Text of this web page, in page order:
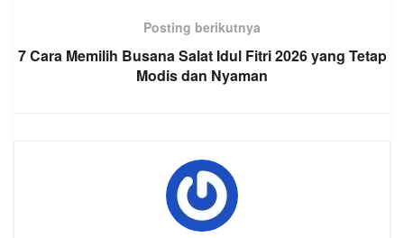
Posting berikutnya
7 Cara Memilih Busana Salat Idul Fitri 2026 yang Tetap
Modis dan Nyaman